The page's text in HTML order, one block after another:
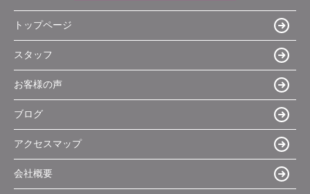
トップページ
スタッフ
お客様の声
ブログ
アクセスマップ
会社概要